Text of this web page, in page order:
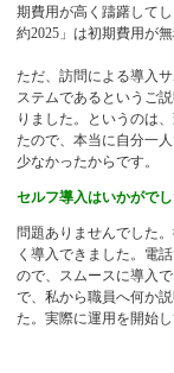
期費用が高く躊躇して
約2025」は初期費用が
ただ、訪問による導入
ステムであるというご
りました。というのは
たので、本当に自分一
少なかったからです。
セルフ導入はいかがで
問題ありませんでした
く導入できました。電
ので、スムースに導入
で、私から職員へ何か
た。実際に運用を開始